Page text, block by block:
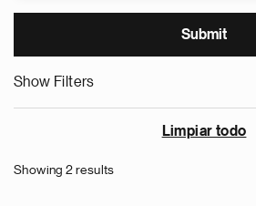
Show Filters
Limpiar todo
Showing 2 results